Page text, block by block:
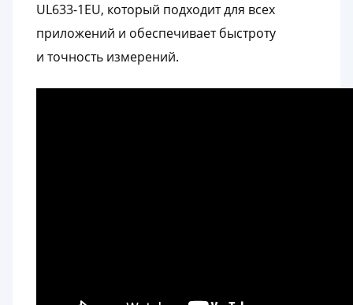
UL633-1EU, который подходит для всех
приложений и обеспечивает быстроту
и точность измерений.